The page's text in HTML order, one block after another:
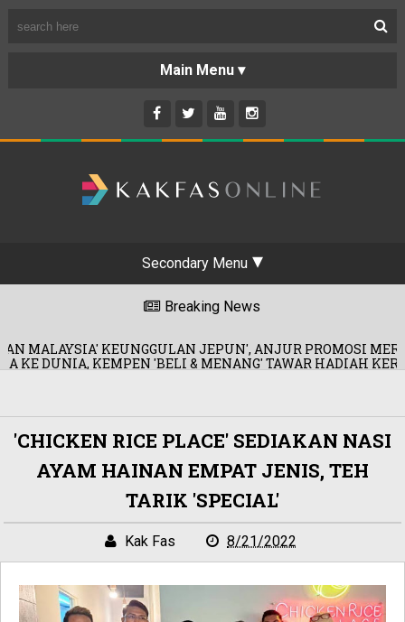
Secondary Menu
Breaking News
JEPUN', ANJUR PROMOSI MERDEKA! 06/
'BELI & MENANG' TAWAR HADIAH KERETA!
'CHICKEN RICE PLACE' SEDIAKAN NASI
AYAM HAINAN EMPAT JENIS, TEH
TARIK 'SPECIAL'
Kak Fas 8/21/2022